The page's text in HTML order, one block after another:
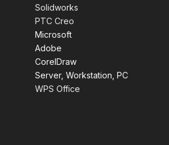
Solidworks
PTC Creo
Microsoft
Adobe
CorelDraw
Server, Workstation, PC
WPS Office